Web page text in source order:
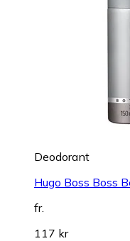
Deodorant
Hugo Boss Boss
fr.
117 kr